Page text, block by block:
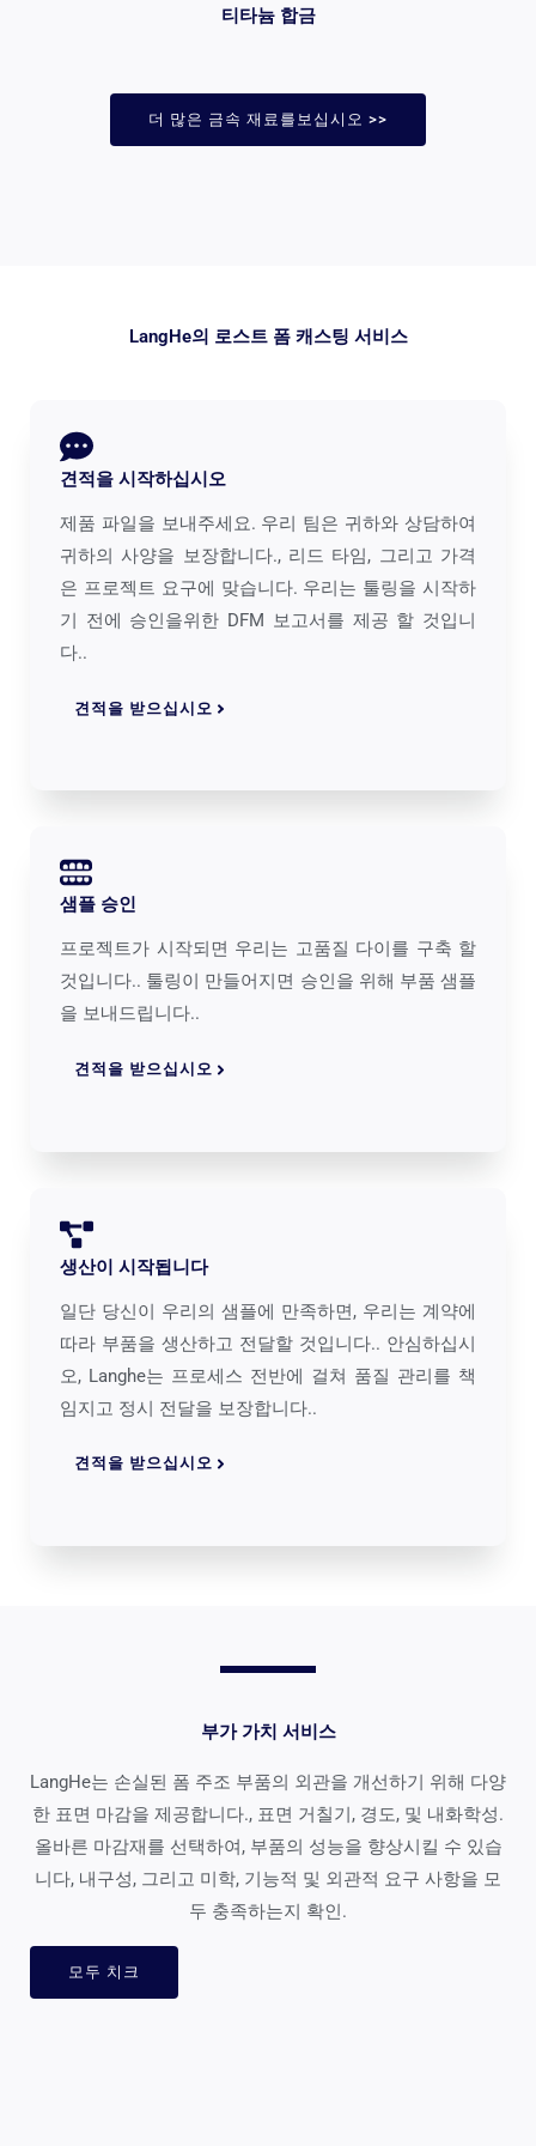
티타늄 합금
더 많은 금속 재료를보십시오 >>
LangHe의 로스트 폼 캐스팅 서비스
견적을 시작하십시오
제품 파일을 보내주세요. 우리 팀은 귀하와 상담하여
귀하의 사양을 보장합니다., 리드 타임, 그리고 가격
은 프로젝트 요구에 맞습니다. 우리는 툴링을 시작하
기 전에 승인을위한 DFM 보고서를 제공 할 것입니
다..
견적을 받으십시오
샘플 승인
프로젝트가 시작되면 우리는 고품질 다이를 구축 할
것입니다.. 툴링이 만들어지면 승인을 위해 부품 샘플
을 보내드립니다..
견적을 받으십시오
생산이 시작됩니다
일단 당신이 우리의 샘플에 만족하면, 우리는 계약에
따라 부품을 생산하고 전달할 것입니다.. 안심하십시
오, Langhe는 프로세스 전반에 걸쳐 품질 관리를 책
임지고 정시 전달을 보장합니다..
견적을 받으십시오
부가 가치 서비스
LangHe는 손실된 폼 주조 부품의 외관을 개선하기 위해 다양
한 표면 마감을 제공합니다., 표면 거칠기, 경도, 및 내화학성.
올바른 마감재를 선택하여, 부품의 성능을 향상시킬 수 있습
니다, 내구성, 그리고 미학, 기능적 및 외관적 요구 사항을 모
두 충족하는지 확인.
모두 치크